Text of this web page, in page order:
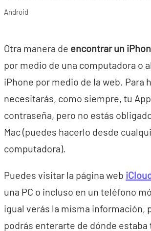
Android
Otra manera de encontrar un
por medio de una computadora o
iPhone por medio de la web. Para
necesitarás, como siempre, tu
contraseña, pero no estás
Mac (puedes hacerlo desde
computadora).
Puedes visitar la página web
una PC o incluso en un teléfono
igual verás la misma información,
podrás enterarte de dónde estaba